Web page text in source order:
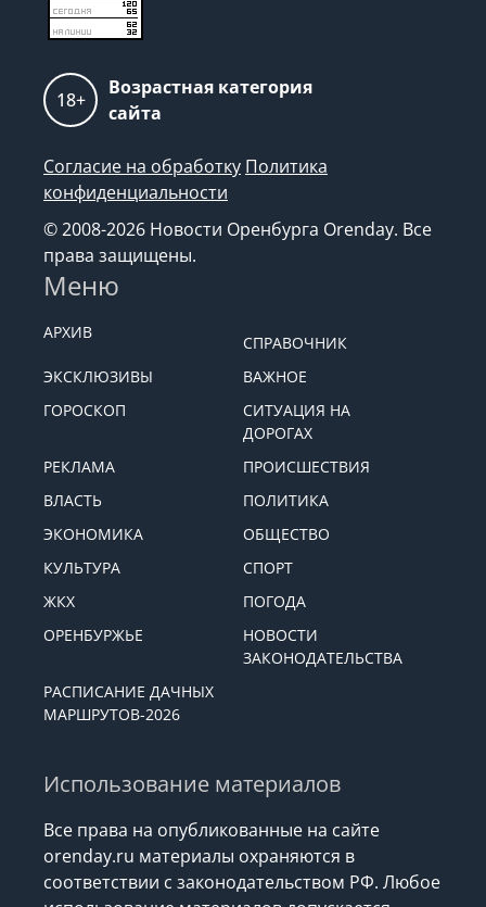
18+
Возрастная категория
сайта
Согласие на обработку Политика
конфиденциальности
© 2008-2026 Новости Оренбурга Orenday. Все
права защищены.
Меню
АРХИВ
СПРАВОЧНИК
ЭКСКЛЮЗИВЫ
ВАЖНОЕ
ГОРОСКОП
СИТУАЦИЯ НА
ДОРОГАХ
РЕКЛАМА
ПРОИСШЕСТВИЯ
ВЛАСТЬ
ПОЛИТИКА
ЭКОНОМИКА
ОБЩЕСТВО
КУЛЬТУРА
СПОРТ
ЖКХ
ПОГОДА
ОРЕНБУРЖЬЕ
НОВОСТИ
ЗАКОНОДАТЕЛЬСТВА
РАСПИСАНИЕ ДАЧНЫХ
МАРШРУТОВ-2026
Использование материалов
Все права на опубликованные на сайте
orenday.ru материалы охраняются в
соответствии с законодательством РФ. Любое